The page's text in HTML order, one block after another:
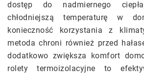
dostęp do nadmiernego
chłodniejszą temperaturę w
konieczność korzystania z
metoda chroni również przed
dodatkowo zwiększa komfort
rolety termoizolacyjne to